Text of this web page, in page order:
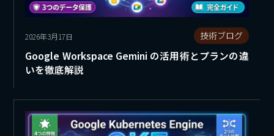
2026年3月17日 技術ブログ
Google Workspace Gemini の活用術とプランの違
いを徹底解説